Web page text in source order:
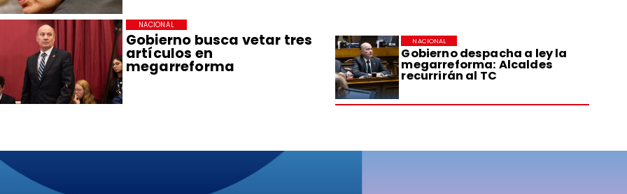
Gobierno despacha a ley la
megarreforma: Alcaldes
recurrirán al TC
NACIONAL
Gobierno busca vetar tres
artículos en
megarreforma
NACIONAL